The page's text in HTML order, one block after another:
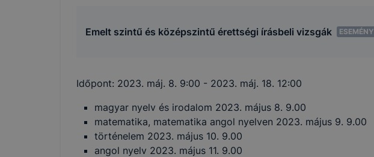
Emelt szintű és középszintű érettségi írásbeli vizsgák ESEMÉNY
Időpont: 2023. máj. 8. 9:00 - 2023. máj. 18. 12:00
magyar nyelv és irodalom 2023. május 8. 9.00
matematika, matematika angol nyelven 2023. május 9. 9.00
történelem 2023. május 10. 9.00
angol nyelv 2023. május 11. 9.00